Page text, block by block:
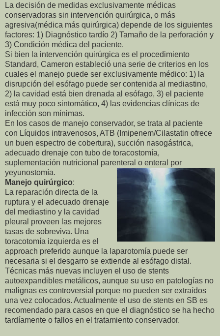
La decisión de medidas exclusivamente médicas
conservadoras sin intervención quirúrgica, o más
agresiva(médica más quirúrgica) depende de los siguientes
factores: 1) Diagnóstico tardío 2) Tamaño de la perforación y
3) Condición médica del paciente.
Si bien la intervención quirúrgica es el procedimiento
Standard, Cameron estableció una serie de criterios en los
cuales el manejo puede ser exclusivamente médico: 1) la
disrupción del esófago puede ser contenida al mediastino,
2) la cavidad está bien drenada al esófago, 3) el paciente
está muy poco sintomático, 4) las evidencias clínicas de
infección son mínimas.
En los casos de manejo conservador, se trata al paciente
con Líquidos intravenosos, ATB (Imipenem/Cilastatin ofrece
un buen espectro de cobertura), succión nasogástrica,
adecuado drenaje con tubo de toracostomía,
suplementación nutricional parenteral o enteral por
yeyunostomía.
Manejo quirúrgico:
La reparación directa de la
ruptura y el adecuado drenaje
del mediastino y la cavidad
pleural proveen las mejores
tasas de sobreviva. Una
toracotomía izquierda es el
approach preferido aunque la laparotomía puede ser
necesaria si el desgarro se extiende al esófago distal.
Técnicas más nuevas incluyen el uso de stents
autoexpandibles metálicos, aunque su uso en patologías no
malignas es controversial porque no pueden ser extraídos
una vez colocados. Actualmente el uso de stents en SB es
recomendado para casos en que el diagnóstico se ha hecho
tardíamente o fallos en el tratamiento conservador.